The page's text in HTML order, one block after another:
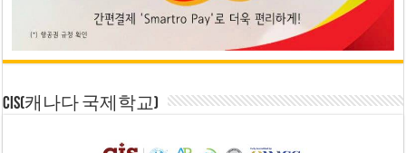
CIS(캐나다 국제학교)